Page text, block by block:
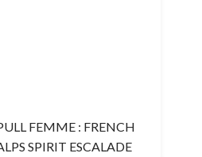
FEMME : FRENCH
SPIRIT ESCALADE